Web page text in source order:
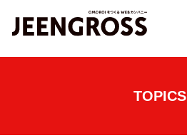
TOPICS